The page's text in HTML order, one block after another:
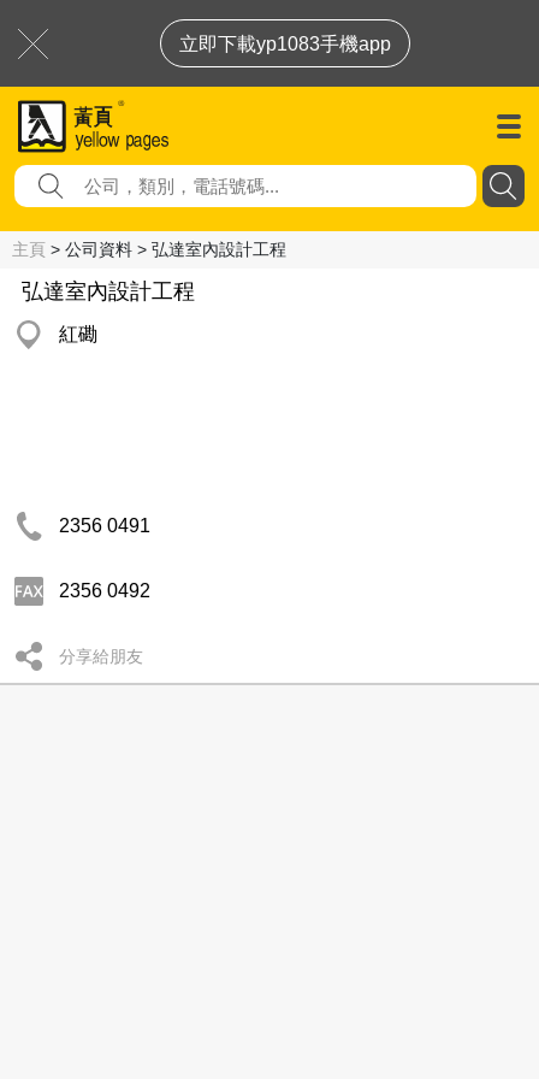
立即下載yp1083手機app
主頁 > 公司資料 > 弘達室內設計工程
弘達室內設計工程
紅磡
2356 0491
2356 0492
分享給朋友